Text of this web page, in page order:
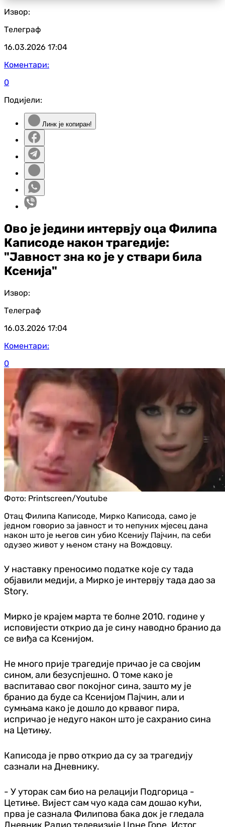
Извор:
Телеграф
16.03.2026 17:04
Коментари:
0
Подијели:
Линк је копиран!
Ово је једини интервју оца Филипа
Каписоде након трагедије:
"Јавност зна ко је у ствари била
Ксенија"
Извор:
Телеграф
16.03.2026 17:04
Коментари:
0
Фото: Printscreen/Youtube
Отац Филипа Каписоде, Мирко Каписода, само је
једном говорио за јавност и то непуних мјесец дана
након што је његов син убио Ксенију Пајчин, па себи
одузео живот у њеном стану на Вождовцу.
У наставку преносимо податке које су тада
објавили медији, а Мирко је интервју тада дао за
Story.
Мирко је крајем марта те болне 2010. године у
исповијести открио да је сину наводно бранио да
се виђа са Ксенијом.
Не много прије трагедије причао је са својим
сином, али безуспјешно. О томе како је
васпитавао свог покојног сина, зашто му је
бранио да буде са Ксенијом Пајчин, али и
сумњама како је дошло до крвавог пира,
испричао је недуго након што је сахранио сина
на Цетињу.
Каписода је прво открио да су за трагедију
сазнали на Дневнику.
- У уторак сам био на релацији Подгорица -
Цетиње. Вијест сам чуо када сам дошао кући,
прва је сазнала Филипова бака док је гледала